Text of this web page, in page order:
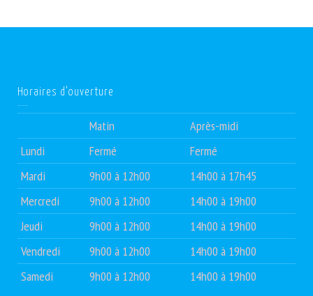
Horaires d’ouverture
Matin
Après-midi
Lundi
Fermé
Fermé
Mardi
9h00 à 12h00
14h00 à 17h45
Mercredi
9h00 à 12h00
14h00 à 19h00
Jeudi
9h00 à 12h00
14h00 à 19h00
Vendredi
9h00 à 12h00
14h00 à 19h00
Samedi
9h00 à 12h00 14h00 à 19h00